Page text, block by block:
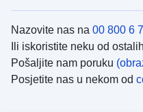
Nazovite nas na 00 800 6
Ili iskoristite neku od
Pošaljite nam poruku
Posjetite nas u nekom od